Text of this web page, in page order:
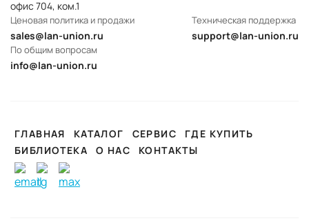
офис 704, ком.1
Ценовая политика и продажи
sales@lan-union.ru
Техническая поддержка
support@lan-union.ru
По общим вопросам
info@lan-union.ru
ГЛАВНАЯ КАТАЛОГ СЕРВИС
ГДЕ КУПИТЬ
БИБЛИОТЕКА
О НАС КОНТАКТЫ